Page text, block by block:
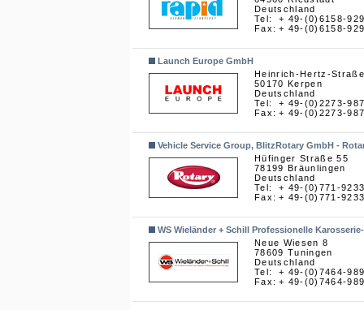
Deutschland
Tel:
Fax:
+ 49-(0)6158-
+ 49-(0)6158-
Launch Europe GmbH
Heinrich-Hertz-
50170 Kerpen
Deutschland
Tel:
Fax:
+ 49-(0)2273-
+ 49-(0)2273-
Vehicle Service Group, BlitzRotary GmbH -
Hüfinger Straße 55
78199 Bräunlingen
Deutschland
Tel:
Fax:
+ 49-(0)771-
+ 49-(0)771-
WS Wieländer + Schill Professionelle
Neue Wiesen 8
78609 Tuningen
Deutschland
Tel:
Fax:
+ 49-(0)7464-
+ 49-(0)7464-